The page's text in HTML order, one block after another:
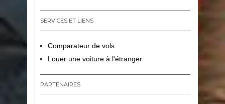
SERVICES ET LIENS
Comparateur de vols
Louer une voiture à l'étranger
PARTENAIRES